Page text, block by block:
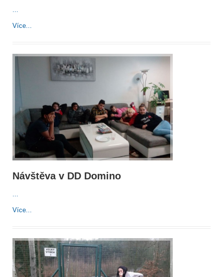
Více...
Návštěva v DD Domino
Více...